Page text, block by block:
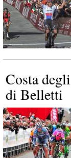
Costa
di Belletti